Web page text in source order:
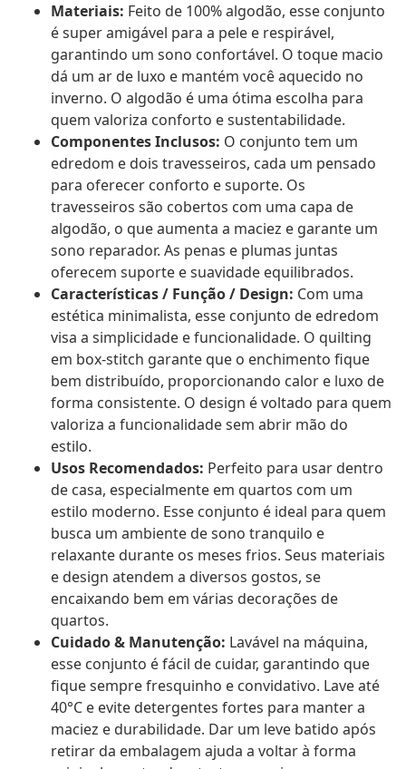
Materiais: Feito de 100% algodão, esse conjunto
é super amigável para a pele e respirável,
garantindo um sono confortável. O toque macio
dá um ar de luxo e mantém você aquecido no
inverno. O algodão é uma ótima escolha para
quem valoriza conforto e sustentabilidade.
Componentes Inclusos: O conjunto tem um
edredom e dois travesseiros, cada um pensado
para oferecer conforto e suporte. Os
travesseiros são cobertos com uma capa de
algodão, o que aumenta a maciez e garante um
sono reparador. As penas e plumas juntas
oferecem suporte e suavidade equilibrados.
Características / Função / Design: Com uma
estética minimalista, esse conjunto de edredom
visa a simplicidade e funcionalidade. O quilting
em box-stitch garante que o enchimento fique
bem distribuído, proporcionando calor e luxo de
forma consistente. O design é voltado para quem
valoriza a funcionalidade sem abrir mão do
estilo.
Usos Recomendados: Perfeito para usar dentro
de casa, especialmente em quartos com um
estilo moderno. Esse conjunto é ideal para quem
busca um ambiente de sono tranquilo e
relaxante durante os meses frios. Seus materiais
e design atendem a diversos gostos, se
encaixando bem em várias decorações de
quartos.
Cuidado & Manutenção: Lavável na máquina,
esse conjunto é fácil de cuidar, garantindo que
fique sempre fresquinho e convidativo. Lave até
40°C e evite detergentes fortes para manter a
maciez e durabilidade. Dar um leve batido após
retirar da embalagem ajuda a voltar à forma